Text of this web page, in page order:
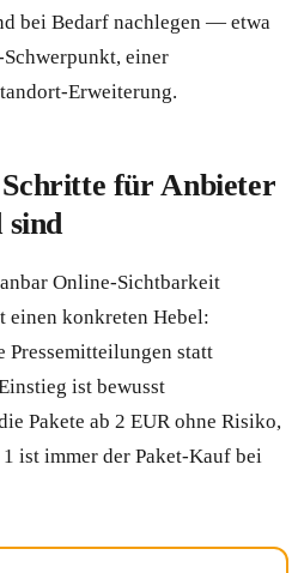
bei Bedarf nachlegen — etwa
einer
Erweiterung.
Schritte für Anbieter
sind
Online-Sichtbarkeit
einen konkreten Hebel:
statt
ist bewusst
Pakete ab 2 EUR ohne Risiko,
ist immer der Paket-Kauf bei